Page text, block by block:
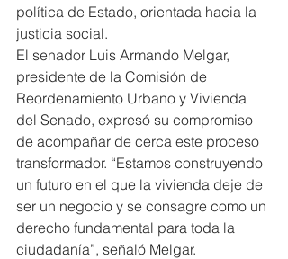
política de Estado, orientada hacia la
justicia social.
El senador Luis Armando Melgar,
presidente de la Comisión de
Reordenamiento Urbano y Vivienda
del Senado, expresó su compromiso
de acompañar de cerca este proceso
transformador. “Estamos construyendo
un futuro en el que la vivienda deje de
ser un negocio y se consagre como un
derecho fundamental para toda la
ciudadanía”, señaló Melgar.